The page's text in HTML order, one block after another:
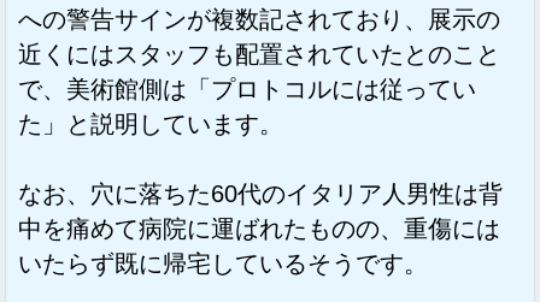
への警告サインが複数記されており、展示の
近くにはスタッフも配置されていたとのこと
で、美術館側は「プロトコルには従ってい
た」と説明しています。
なお、穴に落ちた60代のイタリア人男性は背
中を痛めて病院に運ばれたものの、重傷には
いたらず既に帰宅しているそうです。